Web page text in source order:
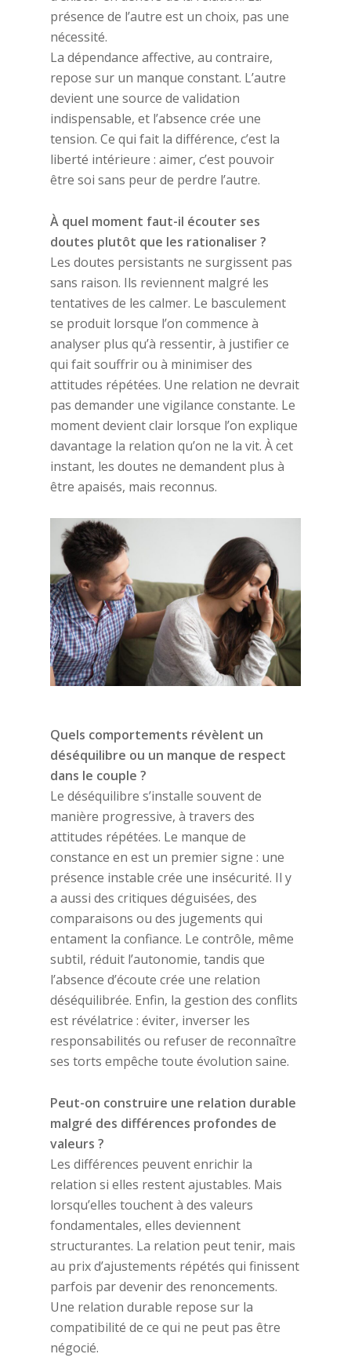
présence de l’autre est un choix, pas une
nécessité.
La dépendance affective, au contraire,
repose sur un manque constant. L’autre
devient une source de validation
indispensable, et l’absence crée une
tension. Ce qui fait la différence, c’est la
liberté intérieure : aimer, c’est pouvoir
être soi sans peur de perdre l’autre.
À quel moment faut-il écouter ses
doutes plutôt que les rationaliser ?
Les doutes persistants ne surgissent pas
sans raison. Ils reviennent malgré les
tentatives de les calmer. Le basculement
se produit lorsque l’on commence à
analyser plus qu’à ressentir, à justifier ce
qui fait souffrir ou à minimiser des
attitudes répétées. Une relation ne devrait
pas demander une vigilance constante. Le
moment devient clair lorsque l’on explique
davantage la relation qu’on ne la vit. À cet
instant, les doutes ne demandent plus à
être apaisés, mais reconnus.
Quels comportements révèlent un
déséquilibre ou un manque de respect
dans le couple ?
Le déséquilibre s’installe souvent de
manière progressive, à travers des
attitudes répétées. Le manque de
constance en est un premier signe : une
présence instable crée une insécurité. Il y
a aussi des critiques déguisées, des
comparaisons ou des jugements qui
entament la confiance. Le contrôle, même
subtil, réduit l’autonomie, tandis que
l’absence d’écoute crée une relation
déséquilibrée. Enfin, la gestion des conflits
est révélatrice : éviter, inverser les
responsabilités ou refuser de reconnaître
ses torts empêche toute évolution saine.
Peut-on construire une relation durable
malgré des différences profondes de
valeurs ?
Les différences peuvent enrichir la
relation si elles restent ajustables. Mais
lorsqu’elles touchent à des valeurs
fondamentales, elles deviennent
structurantes. La relation peut tenir, mais
au prix d’ajustements répétés qui finissent
parfois par devenir des renoncements.
Une relation durable repose sur la
compatibilité de ce qui ne peut pas être
négocié.